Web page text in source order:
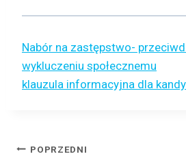
Nabór na zastępstwo-
wykluczeniu społecznemu
klauzula informacyjna dla
Nawigacja
POPRZEDNI